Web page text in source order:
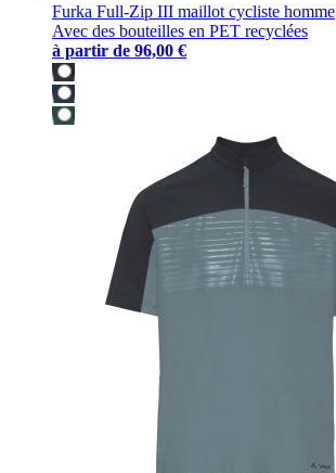
Furka Full-Zip III maillot cycliste homme
Avec des bouteilles en PET recyclées
à partir de 96,00 €